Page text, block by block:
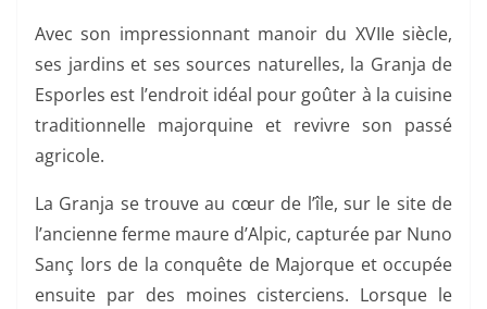
Avec son impressionnant manoir du XVIIe siècle,
ses jardins et ses sources naturelles, la Granja de
Esporles est l’endroit idéal pour goûter à la cuisine
traditionnelle majorquine et revivre son passé
agricole.
La Granja se trouve au cœur de l’île, sur le site de
l’ancienne ferme maure d’Alpic, capturée par Nuno
Sanç lors de la conquête de Majorque et occupée
ensuite par des moines cisterciens. Lorsque le